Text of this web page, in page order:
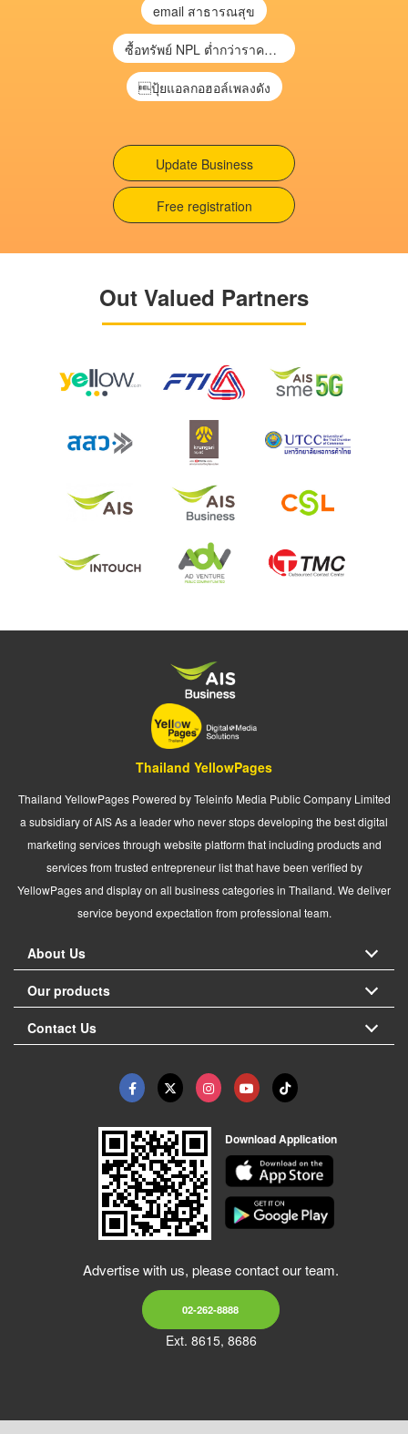
email สาธารณสุข
ซื้อทรัพย์ NPL ต่ำกว่าราคาตลาด 30-70% แบบไม่ต้องไปประมูล”
ปุ้ยแอลกอฮอล์เพลงดัง
Update Business
Free registration
Out Valued Partners
Thailand YellowPages
Thailand YellowPages Powered by Teleinfo Media Public Company Limited
a subsidiary of AIS As a leader who never stops developing the best digital
marketing services through website platform that including products and
services from trusted entrepreneur list that have been verified by
YellowPages and display on all business categories in Thailand. We deliver
service beyond expectation from professional team.
About Us
Our products
Contact Us
Download Application
Advertise with us, please contact our team.
02-262-8888
Ext. 8615, 8686